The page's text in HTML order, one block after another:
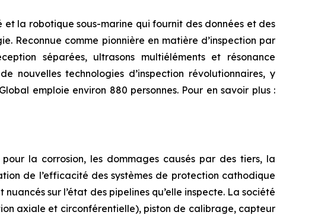
la robotique sous-marine qui fournit des données et des
Reconnue comme pionnière en matière d’inspection par
séparées, ultrasons multiéléments et résonance
nouvelles technologies d’inspection révolutionnaires, y
emploie environ 880 personnes. Pour en savoir plus :
la corrosion, les dommages causés par des tiers, la
de l’efficacité des systèmes de protection cathodique
sur l’état des pipelines qu’elle inspecte. La société
axiale et circonférentielle), piston de calibrage, capteur